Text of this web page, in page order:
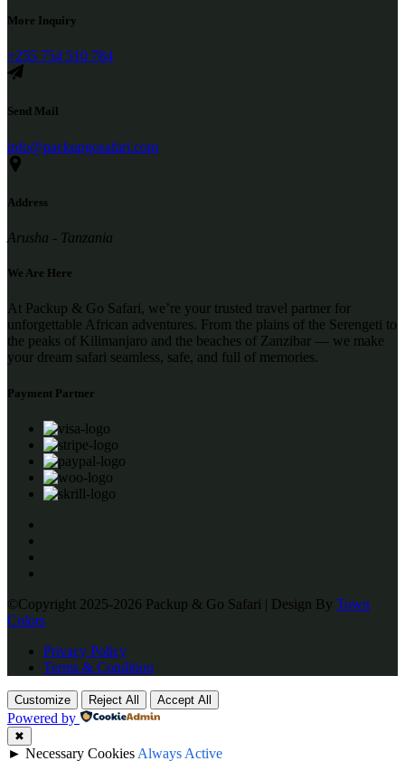
More Inquiry
+255 754 510 784
Send Mail
info@packupgosafari.com
Address
Arusha - Tanzania
We Are Here
At Packup & Go Safari, we’re your trusted travel partner for
unforgettable African adventures. From the plains of the Serengeti to
the peaks of Kilimanjaro and the beaches of Zanzibar — we make
your dream safari seamless, safe, and full of memories.
Payment Partner
©Copyright 2025-2026 Packup & Go Safari | Design By Town
Colors
Privacy Policy
Terms & Condition
Customize Reject All Accept All
Powered by
✖
► Necessary Cookies Always Active